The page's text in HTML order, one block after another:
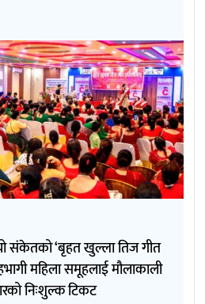
संकेतको ‘बृहत खुल्ला तिज गीत
महिला समूहलाई मौलाकाली
निःशुल्क टिकट